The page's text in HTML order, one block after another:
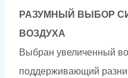
РАЗУМНЫЙ ВЫБОР
ВОЗДУХА
Выбран увеличенный
поддерживающий